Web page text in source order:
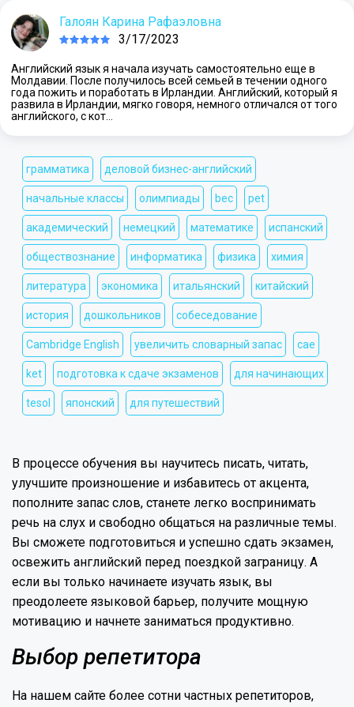
Галоян Карина Рафаэловна
3/17/2023
Английский язык я начала изучать самостоятельно еще в
Молдавии. После получилось всей семьей в течении одного
года пожить и поработать в Ирландии. Английский, который я
развила в Ирландии, мягко говоря, немного отличался от того
английского, с кот…
грамматика деловой бизнес-английский
начальные классы олимпиады bec pet
академический немецкий математике испанский
обществознание информатика физика химия
литература экономика итальянский китайский
история дошкольников собеседование
Cambridge English увеличить словарный запас cae
ket подготовка к сдаче экзаменов для начинающих
tesol японский для путешествий
В процессе обучения вы научитесь писать, читать,
улучшите произношение и избавитесь от акцента,
пополните запас слов, станете легко воспринимать
речь на слух и свободно общаться на различные темы.
Вы сможете подготовиться и успешно сдать экзамен,
освежить английский перед поездкой заграницу. А
если вы только начинаете изучать язык, вы
преодолеете языковой барьер, получите мощную
мотивацию и начнете заниматься продуктивно.
Выбор репетитора
На нашем сайте более сотни частных репетиторов,